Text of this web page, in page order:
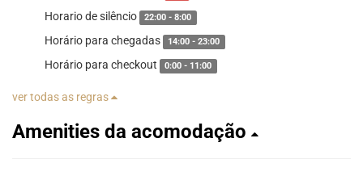
Horario de silêncio 22:00 - 8:00
Horário para chegadas 14:00 - 23:00
Horário para checkout 0:00 - 11:00
ver todas as regras
Amenities da acomodação